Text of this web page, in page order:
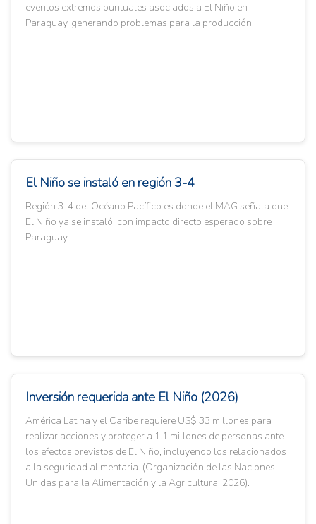
eventos extremos puntuales asociados a El Niño en
Paraguay, generando problemas para la producción.
El Niño se instaló en región 3-4
Región 3-4 del Océano Pacífico es donde el MAG señala que
El Niño ya se instaló, con impacto directo esperado sobre
Paraguay.
Inversión requerida ante El Niño (2026)
América Latina y el Caribe requiere US$ 33 millones para
realizar acciones y proteger a 1.1 millones de personas ante
los efectos previstos de El Niño, incluyendo los relacionados
a la seguridad alimentaria. (Organización de las Naciones
Unidas para la Alimentación y la Agricultura, 2026).